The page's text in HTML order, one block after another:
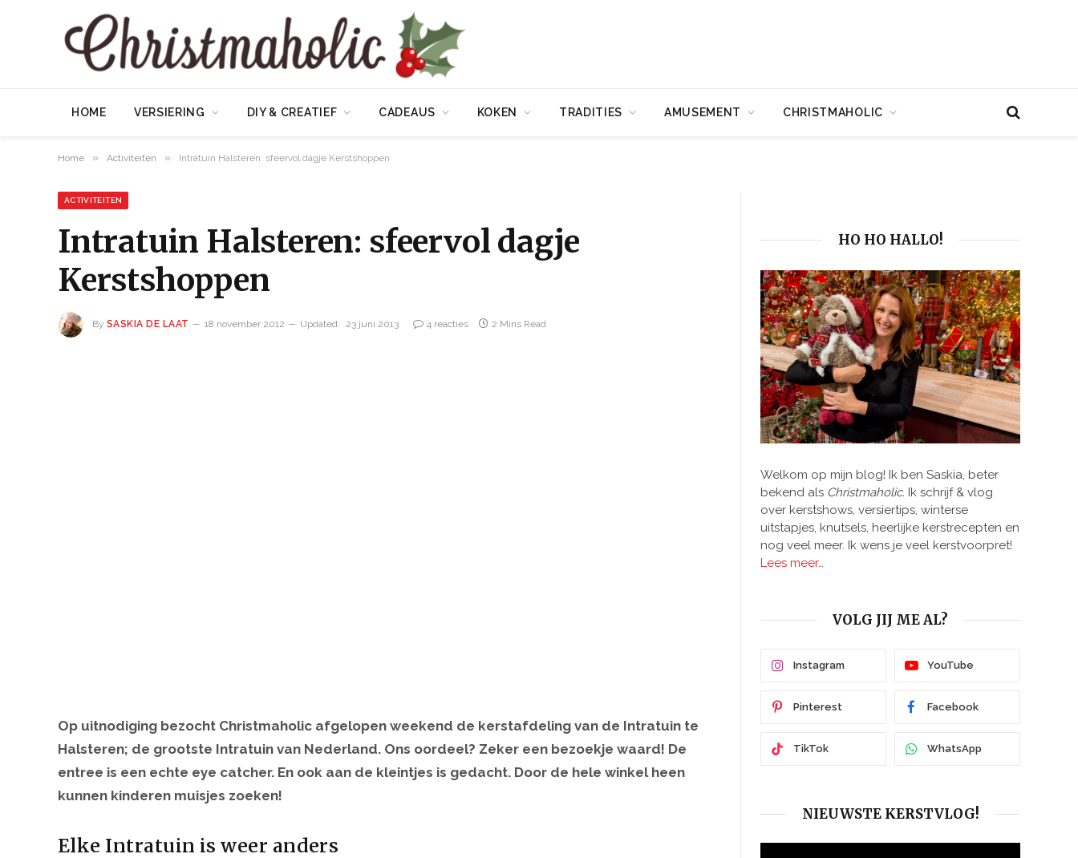
HOME VERSIERING DIY & CREATIEF CADEAUS KOKEN TRADITIES AMUSEMENT CHRISTMAHOLIC
Home » Activiteiten » Intratuin Halsteren: sfeervol dagje Kerstshoppen
ACTIVITEITEN
Intratuin Halsteren: sfeervol dagje
Kerstshoppen
By SASKIA DE LAAT 18 november 2012 Updated: 23 juni 2013 4 reacties 2 Mins Read
Op uitnodiging bezocht Christmaholic afgelopen weekend de kerstafdeling van de Intratuin te
Halsteren; de grootste Intratuin van Nederland. Ons oordeel? Zeker een bezoekje waard! De
entree is een echte eye catcher. En ook aan de kleintjes is gedacht. Door de hele winkel heen
kunnen kinderen muisjes zoeken!
Elke Intratuin is weer anders
HO HO HALLO!
Welkom op mijn blog! Ik ben Saskia, beter
bekend als Christmaholic. Ik schrijf & vlog
over kerstshows, versiertips, winterse
uitstapjes, knutsels, heerlijke kerstrecepten en
nog veel meer. Ik wens je veel kerstvoorpret!
Lees meer…
VOLG JIJ ME AL?
Instagram YouTube
Pinterest Facebook
TikTok WhatsApp
NIEUWSTE KERSTVLOG!